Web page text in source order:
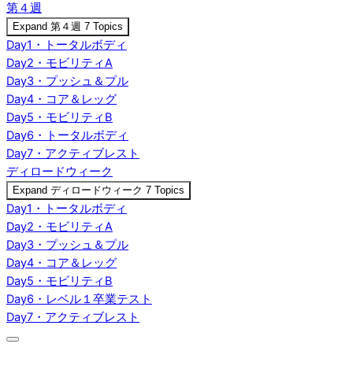
第４週
Expand 第４週 7 Topics
Day1・トータルボディ
Day2・モビリティA
Day3・プッシュ＆プル
Day4・コア＆レッグ
Day5・モビリティB
Day6・トータルボディ
Day7・アクティブレスト
ディロードウィーク
Expand ディロードウィーク 7 Topics
Day1・トータルボディ
Day2・モビリティA
Day3・プッシュ＆プル
Day4・コア＆レッグ
Day5・モビリティB
Day6・レベル１卒業テスト
Day7・アクティブレスト